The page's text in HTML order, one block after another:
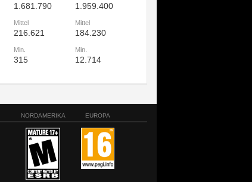
1.681.790
Mittel
216.621
Min.
315
1.959.400
Mittel
184.230
Min.
12.714
NORDAMERIKA EUROPA